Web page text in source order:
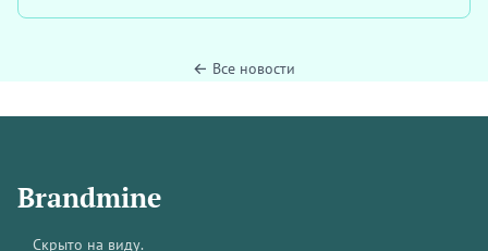
← Все новости
Brandmine
Скрыто на виду.